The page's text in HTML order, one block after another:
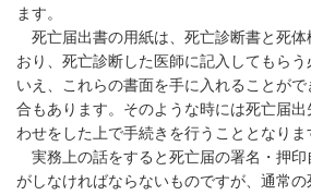
ます。
死亡届出書の用紙は、死亡診断書と死体
おり、死亡診断した医師に記入してもら
いえ、これらの書面を手に入れることが
合もあります。そのような時には死亡届
わせをした上で手続きを行うこととなりま
実務上の話をすると死亡届の署名・押印
がしなければならないものですが、通常